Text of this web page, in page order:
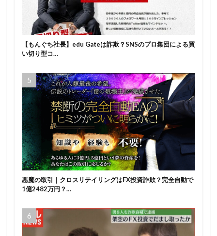
【もんぐち社長】edu Gateは詐欺？SNSのプロ集団による買
い切り型コ…
悪魔の取引｜クロスリテイリングはFX投資詐欺？完全自動で
1億2482万円？…